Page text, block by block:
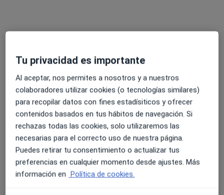
ver másSobre mí
Especialista en:
Ortodoncia invisible
Principales enfermedades tratadas
Miedo al dentista
Sobremordida
Mordida abierta y cruzada
Patología De La Erupción Dental
Oclusión dental defectuosa
+9 a11y_sr_more_diseases
Tu privacidad es importante
Al aceptar, nos permites a nosotros y a nuestros
colaboradores utilizar cookies (o tecnologías similares)
para recopilar datos con fines estadísiticos y ofrecer
contenidos basados en tus hábitos de navegación. Si
rechazas todas las cookies, solo utilizaremos las
necesarias para el correcto uso de nuestra página.
Puedes retirar tu consentimiento o actualizar tus
preferencias en cualquier momento desde ajustes. Más
información en Política de cookies.